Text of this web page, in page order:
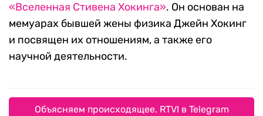
«Вселенная Стивена Хокинга». Он основан на
мемуарах бывшей жены физика Джейн Хокинг
и посвящен их отношениям, а также его
научной деятельности.
Объясняем происходящее. RTVI в Telegram